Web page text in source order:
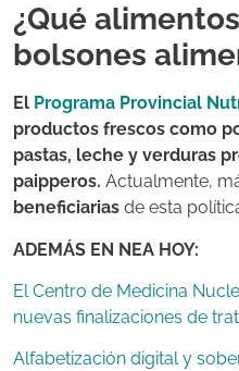
¿Qué
bolsones
El Programa Provincial
productos frescos como
pastas, leche y verduras
paipperos. Actualmente,
beneficiarias de esta
ADEMÁS EN NEA HOY:
El Centro de Medicina
nuevas finalizaciones de
Alfabetización digital y